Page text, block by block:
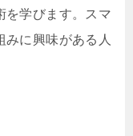
を学びます。スマ
に興味がある人